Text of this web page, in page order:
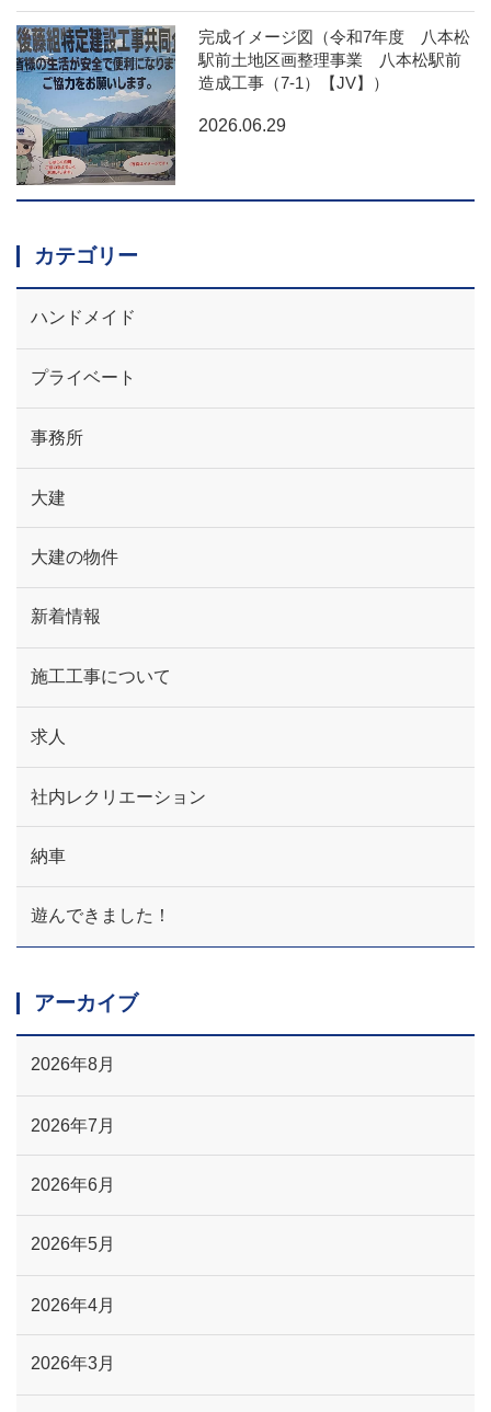
完成イメージ図（令和7年度 八本松
駅前土地区画整理事業 八本松駅前
造成工事（7-1）【JV】）
2026.06.29
カテゴリー
ハンドメイド
プライベート
事務所
大建
大建の物件
新着情報
施工工事について
求人
社内レクリエーション
納車
遊んできました！
アーカイブ
2026年8月
2026年7月
2026年6月
2026年5月
2026年4月
2026年3月